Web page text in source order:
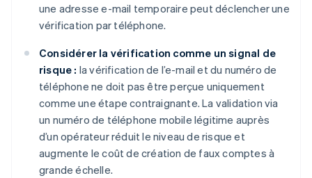
une adresse e-mail temporaire peut déclencher une
vérification par téléphone.
Considérer la vérification comme un signal de
risque : la vérification de l’e-mail et du numéro de
téléphone ne doit pas être perçue uniquement
comme une étape contraignante. La validation via
un numéro de téléphone mobile légitime auprès
d’un opérateur réduit le niveau de risque et
augmente le coût de création de faux comptes à
grande échelle.